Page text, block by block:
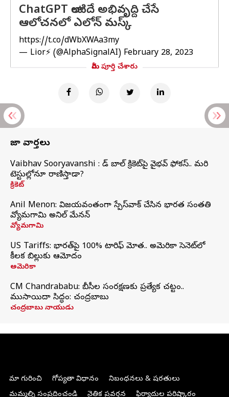
ChatGPT లాంటిదే అభివృద్ది చేసే
ఆలోచనలో ఎలోన్ మస్క్
https://t.co/dWbXWAa3my
— Lior⚡ (@AlphaSignalAI) February 28, 2023
మీరు పూర్తి చేశారు
తాజా వార్తలు
Vaibhav Sooryavanshi : రెడ్ బాల్ క్రికెట్‌పై వైభవ్ ఫోకస్.. మరి
టెస్టుల్లోనూ రాణిస్తాడా?
క్రికెట్
Anil Menon: విజయవంతంగా స్పేస్‌వాక్‌ చేసిన భారత సంతతి
వ్యోమగామి అనిల్‌ మేనన్
వ్యోమగామి
US Tariffs: భారత్‌పై 100% టారిఫ్‌ మోత.. అమెరికా సెనెట్‌లో
కీలక బిల్లుకు ఆమోదం
అమెరికా
CM Chandrababu: బీసీల సంరక్షణకు ప్రత్యేక చట్టం..
ముసాయిదా సిద్ధం: చంద్రబాబు
చంద్రబాబు నాయుడు
మా గురించి గోప్యతా విధానం
నిబంధనలు & షరతులు
మమ్మల్ని సంప్రదించండి
నైతిక ప్రవర్తన ఫిర్యాదుల పరిష్కారం